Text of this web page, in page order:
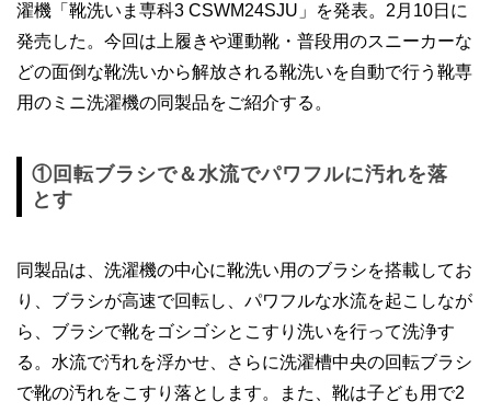
濯機「靴洗いま専科3 CSWM24SJU」を発表。2月10日に
発売した。今回は上履きや運動靴・普段用のスニーカーな
どの面倒な靴洗いから解放される靴洗いを自動で行う靴専
用のミニ洗濯機の同製品をご紹介する。
①回転ブラシで＆水流でパワフルに汚れを落
とす
同製品は、洗濯機の中心に靴洗い用のブラシを搭載してお
り、ブラシが高速で回転し、パワフルな水流を起こしなが
ら、ブラシで靴をゴシゴシとこすり洗いを行って洗浄す
る。水流で汚れを浮かせ、さらに洗濯槽中央の回転ブラシ
で靴の汚れをこすり落とします。また、靴は子ども用で2